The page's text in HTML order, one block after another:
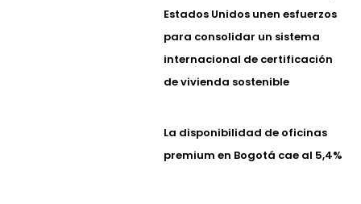
Estados Unidos unen esfuerzos
para consolidar un sistema
internacional de certificación
de vivienda sostenible
La disponibilidad de oficinas
premium en Bogotá cae al 5,4%